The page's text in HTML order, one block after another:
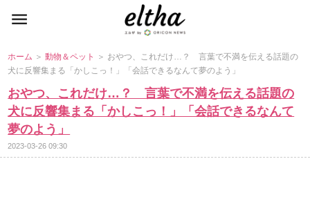
ホーム ＞動物＆ペット
＞ おやつ、これだけ…？ 言葉で不満を伝える話題の
犬に反響集まる「かしこっ！」「会話できるなんて夢のよう」
おやつ、これだけ…？ 言葉で不満を伝える話題の
犬に反響集まる「かしこっ！」「会話できるなんて
夢のよう」
2023-03-26 09:30